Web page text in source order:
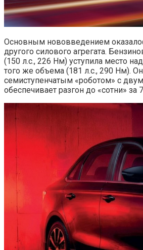
Основным нововведением
другого силового агрегата.
(150 л.с., 226 Нм) уступила место
того же объема (181 л.с., 290 Нм).
семиступенчатым «роботом» с
обеспечивает разгон до «сотни» за